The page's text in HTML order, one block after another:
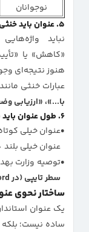
نوجوانان
۵. عنوان باید خنثی و توصیفی باشد، نه نتیجه‌محور.
نباید
«کاهش» یا
هنوز نتیجه‌ای
عبارات خنثی مانند
با...»، «ارزیابی
۶. طول عنوان باید بین ۱۵ تا ۲۵ کلمه باشد
عنوان خیلی
عنوان خیلی بلند
توصیه وزارت
سطر تایپی (در Word حدود ۲۰–۲۵ واژه).
ساختار نحوی
یک عنوان
ساده نیست؛